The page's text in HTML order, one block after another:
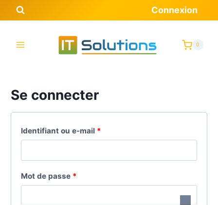
Aller
au
Connexion
0
Se connecter
Identifiant ou e-mail *
i
Mot de passe *